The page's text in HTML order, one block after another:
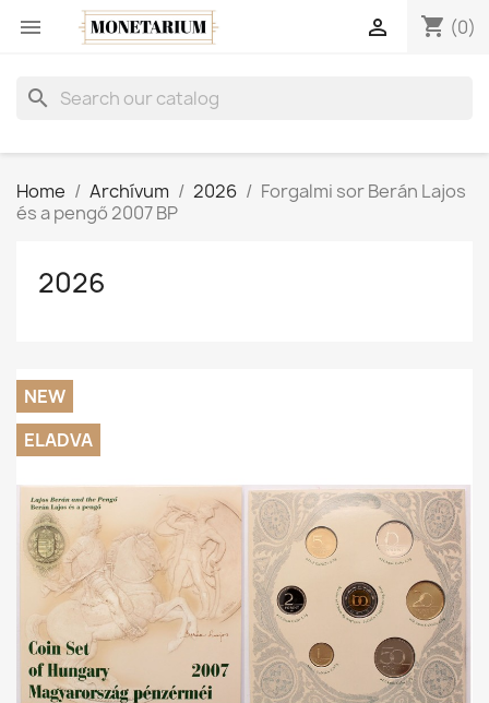
 shopping_cart (0)

search
Home Archívum 2026
Forgalmi sor Berán Lajos
és a pengő 2007 BP
2026
NEW
ELADVA